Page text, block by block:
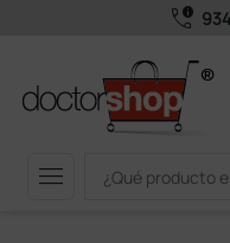
call_quality
menu